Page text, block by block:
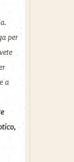
per
a